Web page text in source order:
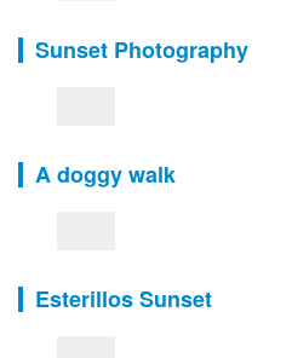
Sunset Photography
A doggy walk
Esterillos Sunset